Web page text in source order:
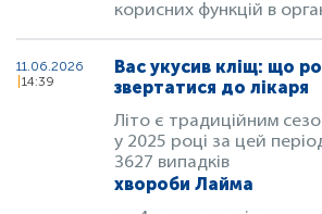
корисних функцій в
11.06.2026
14:39
Вас укусив кліщ: що
звертатися до лікаря
Літо є традиційним
у 2025 році за цей
3627 випадків
хвороби Лайма